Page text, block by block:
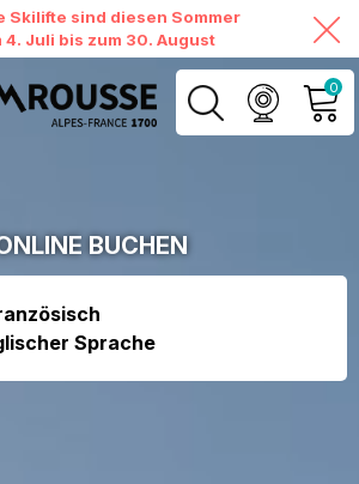
Skilifte sind diesen Sommer
Juli bis zum 30. August
0
ANSEHEN
BUCHEN
Sprache